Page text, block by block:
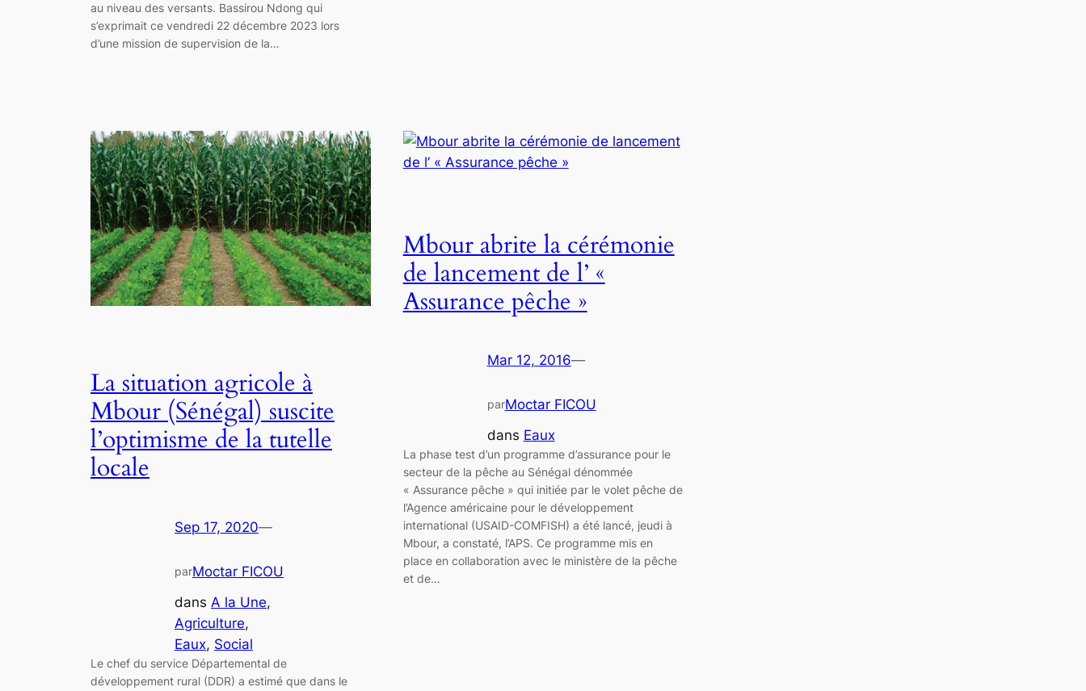
au niveau des versants. Bassirou Ndong qui
s’exprimait ce vendredi 22 décembre 2023 lors
d’une mission de supervision de la…
La situation agricole à
Mbour (Sénégal) suscite
l’optimisme de la tutelle
locale
Sep 17, 2020—
parMoctar FICOU
dans A la Une
Agriculture
Eaux, Social
Le chef du service Départemental de
développement rural (DDR) a estimé que dans le
Mbour abrite la cérémonie
de lancement de l’ «
Assurance pêche »
Mar 12, 2016—
parMoctar FICOU
dans Eaux
La phase test d’un programme d’assurance pour le
secteur de la pêche au Sénégal dénommée
« Assurance pêche » qui initiée par le volet pêche de
l’Agence américaine pour le développement
international (USAID-COMFISH) a été lancé, jeudi à
Mbour, a constaté, l’APS. Ce programme mis en
place en collaboration avec le ministère de la pêche
et de…